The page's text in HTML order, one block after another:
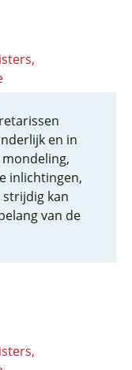
en in
inlichtingen,
kan
van de